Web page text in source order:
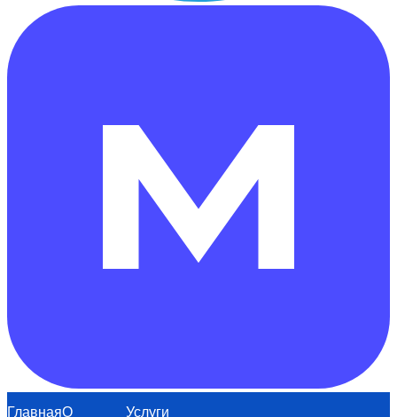
ГлавнаяО Услуги